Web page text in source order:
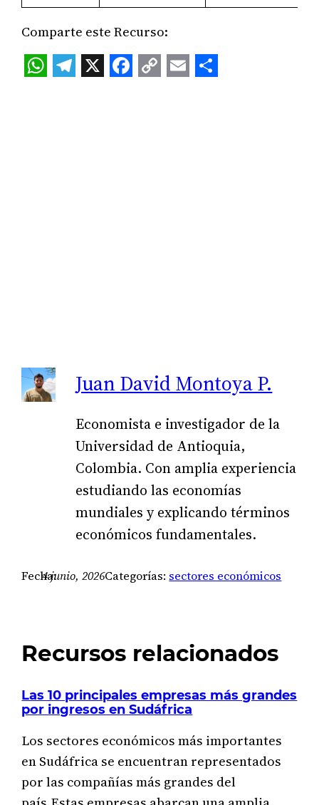
Comparte este Recurso:
Juan David Montoya P.
Economista e investigador de la
Universidad de Antioquia,
Colombia. Con amplia experiencia
estudiando las economías
mundiales y explicando términos
económicos fundamentales.
Fecha:4 junio, 2026Categorías: sectores económicos
Recursos relacionados
Las 10 principales empresas más grandes
por ingresos en Sudáfrica
Los sectores económicos más importantes
en Sudáfrica se encuentran representados
por las compañías más grandes del